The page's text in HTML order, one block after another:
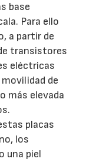
base
Para ello
a partir de
transistores
eléctricas
de
más elevada
placas
los
una piel